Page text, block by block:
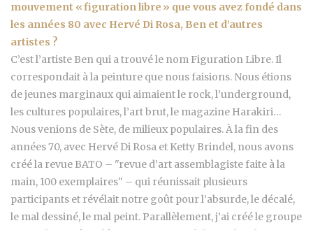
mouvement « figuration libre » que vous avez fondé dans
les années 80 avec Hervé Di Rosa, Ben et d’autres
artistes ?
C’est l’artiste Ben qui a trouvé le nom Figuration Libre. Il
correspondait à la peinture que nous faisions. Nous étions
de jeunes marginaux qui aimaient le rock, l’underground,
les cultures populaires, l’art brut, le magazine Harakiri…
Nous venions de Sète, de milieux populaires. À la fin des
années 70, avec Hervé Di Rosa et Ketty Brindel, nous avons
créé la revue BATO – "revue d’art assemblagiste faite à la
main, 100 exemplaires" – qui réunissait plusieurs
participants et révélait notre goût pour l’absurde, le décalé,
le mal dessiné, le mal peint. Parallèlement, j’ai créé le groupe